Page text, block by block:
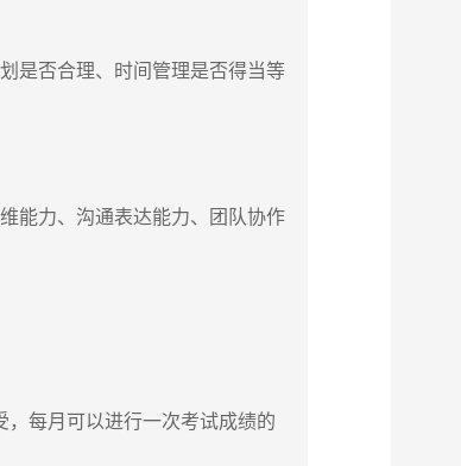
是否合理、时间管理是否得当等
能力、沟通表达能力、团队协作
每月可以进行一次考试成绩的